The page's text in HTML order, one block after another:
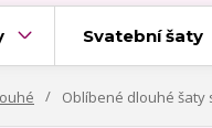
Svatební šaty
Oblíbené dlouhé šaty